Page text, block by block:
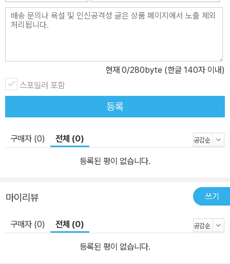
현재 0/280byte (한글 140자 이내)
스포일러 포함
등록
구매자 (0) 전체 (0)
등록된 평이 없습니다.
마이리뷰 쓰기
구매자 (0) 전체 (0)
등록된 평이 없습니다.